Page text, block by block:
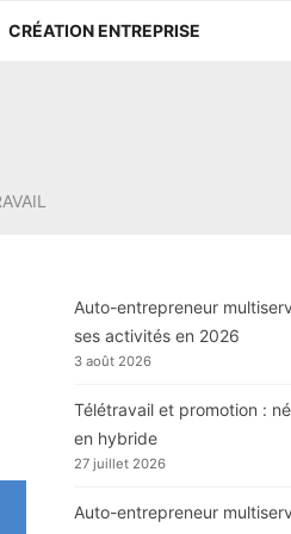
CRÉATION ENTREPRISE
Auto-entrepreneur
ses activités en 2026
3 août 2026
Télétravail et promotion :
en hybride
27 juillet 2026
Auto-entrepreneur